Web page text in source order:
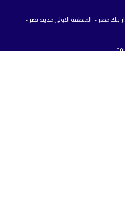
بنك مصر - المنطقة الاولى مدينة نصر -